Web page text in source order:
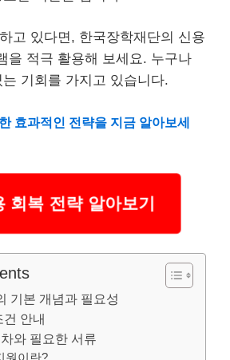
고 있다면, 한국장학재단의 신용
을 적극 활용해 보세요. 누구나
기회를 가지고 있습니다.
효과적인 전략을 지금 알아보세
복 전략 알아보기
기본 개념과 필요성
건 안내
와 필요한 서류
원이란?